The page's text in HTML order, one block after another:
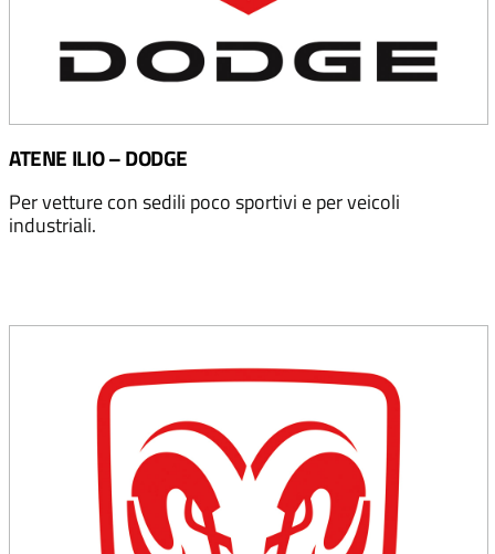
ATENE ILIO – DODGE
Per vetture con sedili poco sportivi e per veicoli
industriali.